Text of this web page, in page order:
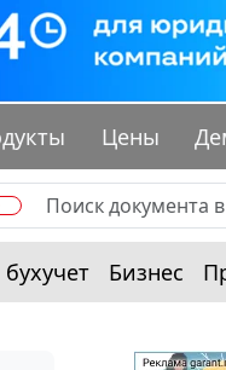
Цены
Бизнес